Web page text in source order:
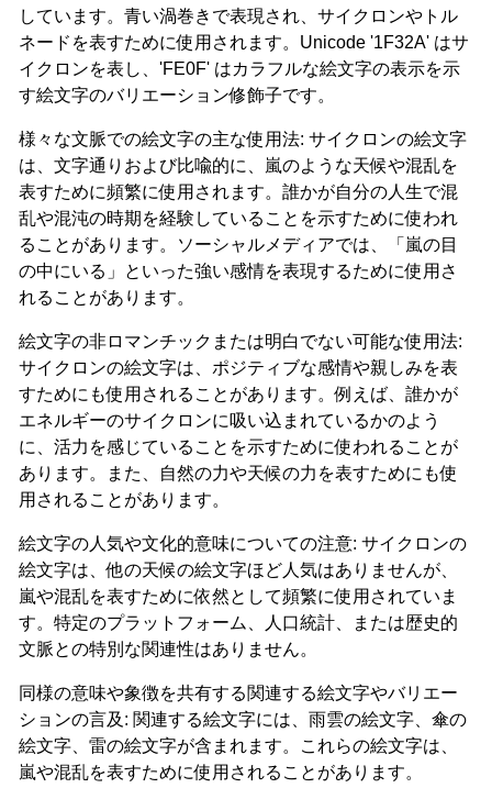
しています。青い渦巻きで表現され、サイクロンやトル
ネードを表すために使用されます。Unicode '1F32A' はサ
イクロンを表し、'FE0F' はカラフルな絵文字の表示を示
す絵文字のバリエーション修飾子です。
様々な文脈での絵文字の主な使用法: サイクロンの絵文字
は、文字通りおよび比喩的に、嵐のような天候や混乱を
表すために頻繁に使用されます。誰かが自分の人生で混
乱や混沌の時期を経験していることを示すために使われ
ることがあります。ソーシャルメディアでは、「嵐の目
の中にいる」といった強い感情を表現するために使用さ
れることがあります。
絵文字の非ロマンチックまたは明白でない可能な使用法:
サイクロンの絵文字は、ポジティブな感情や親しみを表
すためにも使用されることがあります。例えば、誰かが
エネルギーのサイクロンに吸い込まれているかのよう
に、活力を感じていることを示すために使われることが
あります。また、自然の力や天候の力を表すためにも使
用されることがあります。
絵文字の人気や文化的意味についての注意: サイクロンの
絵文字は、他の天候の絵文字ほど人気はありませんが、
嵐や混乱を表すために依然として頻繁に使用されていま
す。特定のプラットフォーム、人口統計、または歴史的
文脈との特別な関連性はありません。
同様の意味や象徴を共有する関連する絵文字やバリエー
ションの言及: 関連する絵文字には、雨雲の絵文字、傘の
絵文字、雷の絵文字が含まれます。これらの絵文字は、
嵐や混乱を表すために使用されることがあります。